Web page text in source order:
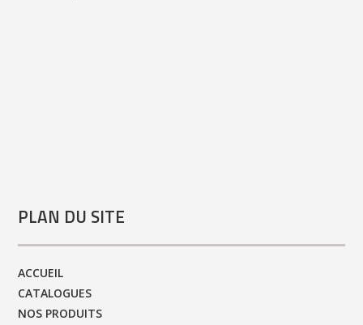
PLAN DU SITE
ACCUEIL
CATALOGUES
NOS PRODUITS